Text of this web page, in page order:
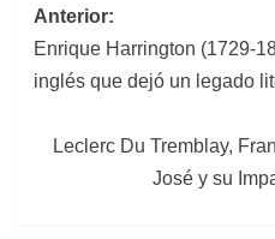
Navegación
de
entradas
Anterior:
Enrique Harrington (1729-
inglés que dejó un legado
Leclerc Du Tremblay,
José y su